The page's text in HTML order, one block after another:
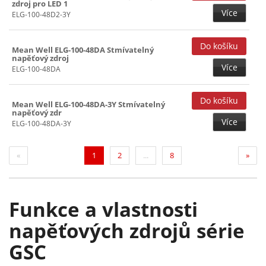
zdroj pro LED 1
ELG-100-48D2-3Y Více
Mean Well ELG-100-48DA Stmívatelný
napěťový zdroj
ELG-100-48DA Více
Mean Well ELG-100-48DA-3Y Stmívatelný
napěťový zdr
ELG-100-48DA-3Y Více
« 1 (current)
2 ... 8 »
Funkce a vlastnosti
napěťových zdrojů série
GSC